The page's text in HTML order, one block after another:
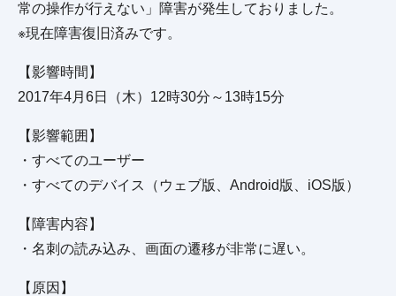
常の操作が行えない」障害が発生しておりました。
※現在障害復旧済みです。
【影響時間】
2017年4月6日（木）12時30分～13時15分
【影響範囲】
・すべてのユーザー
・すべてのデバイス（ウェブ版、Android版、iOS版）
【障害内容】
・名刺の読み込み、画面の遷移が非常に遅い。
【原因】